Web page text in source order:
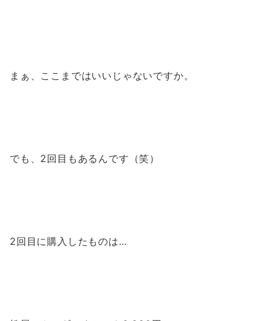
まぁ、ここまではいいじゃないですか。
でも、2回目もあるんです（笑）
2回目に購入したものは…